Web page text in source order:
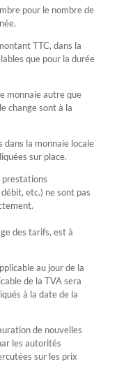
pour le nombre de
TTC, dans la
que pour la durée
monnaie autre que
change sont à la
la monnaie locale
sur place.
prestations
etc.) ne sont pas
des tarifs, est à
au jour de la
de la TVA sera
à la date de la
de nouvelles
les autorités
sur les prix